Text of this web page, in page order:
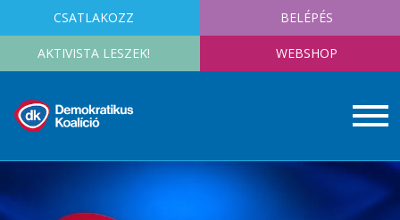
CSATLAKOZZ BELÉPÉS
AKTIVISTA LESZEK! WEBSHOP